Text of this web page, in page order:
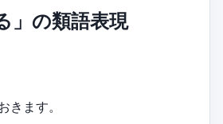
」の類語表現
きます。